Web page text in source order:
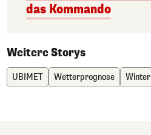
das Kommando
Weitere Storys
UBIMET Wetterprognose Winter